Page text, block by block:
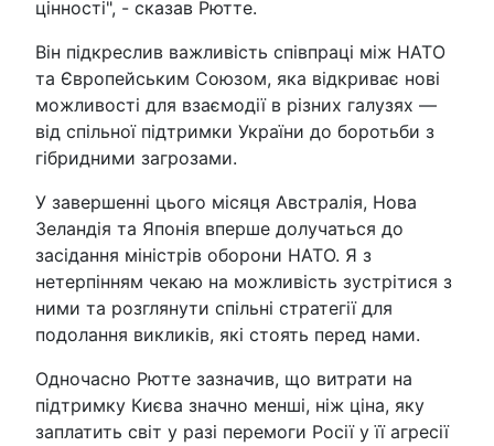
цінності", - сказав Рютте.
Він підкреслив важливість співпраці між НАТО
та Європейським Союзом, яка відкриває нові
можливості для взаємодії в різних галузях —
від спільної підтримки України до боротьби з
гібридними загрозами.
У завершенні цього місяця Австралія, Нова
Зеландія та Японія вперше долучаться до
засідання міністрів оборони НАТО. Я з
нетерпінням чекаю на можливість зустрітися з
ними та розглянути спільні стратегії для
подолання викликів, які стоять перед нами.
Одночасно Рютте зазначив, що витрати на
підтримку Києва значно менші, ніж ціна, яку
заплатить світ у разі перемоги Росії у її агресії